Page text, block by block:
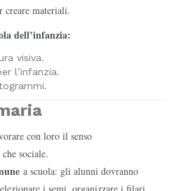
creare materiali.
dell’infanzia:
visiva.
l’infanzia.
con loro il senso
sociale.
a scuola: gli alunni dovranno
i semi, organizzare i filari,